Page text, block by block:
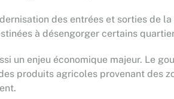
des entrées et sorties de
à désengorger certains
enjeu économique majeur. Le
produits agricoles provenant des